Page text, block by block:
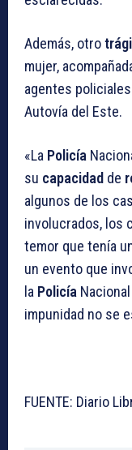
Además, otro
mujer,
agentes
Autovía del Este.
«La Policía
su capacidad de
algunos de los
involucrados, los
temor que tenía
un evento que
la Policía
impunidad no se
FUENTE: Diario